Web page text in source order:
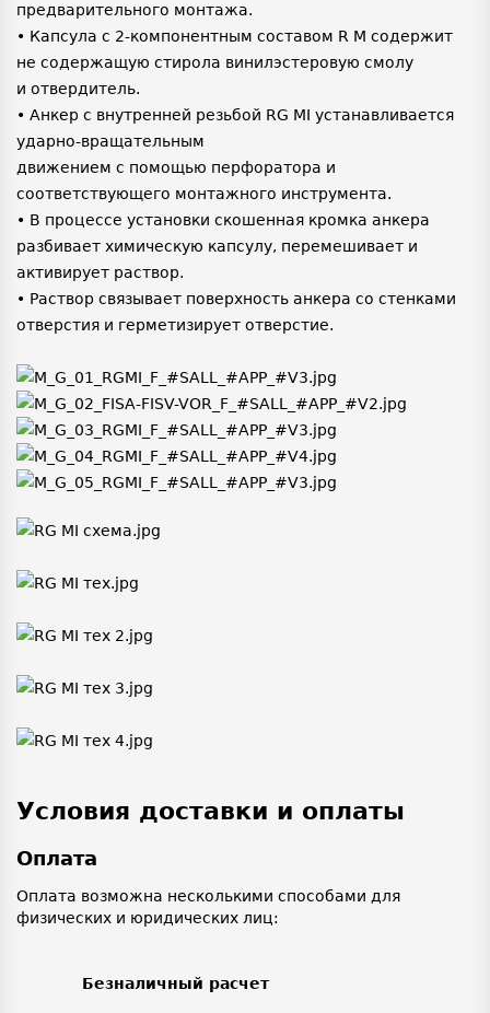
предварительного монтажа.
• Капсула с 2-компонентным составом R M содержит
не содержащую стирола винилэстеровую смолу
и отвердитель.
• Анкер с внутренней резьбой RG MI устанавливается
ударно-вращательным
движением с помощью перфоратора и
соответствующего монтажного инструмента.
• В процессе установки скошенная кромка анкера
разбивает химическую капсулу, перемешивает и
активирует раствор.
• Раствор связывает поверхность анкера со стенками
отверстия и герметизирует отверстие.
Условия доставки и оплаты
Оплата
Оплата возможна несколькими способами для
физических и юридических лиц:
Безналичный расчет